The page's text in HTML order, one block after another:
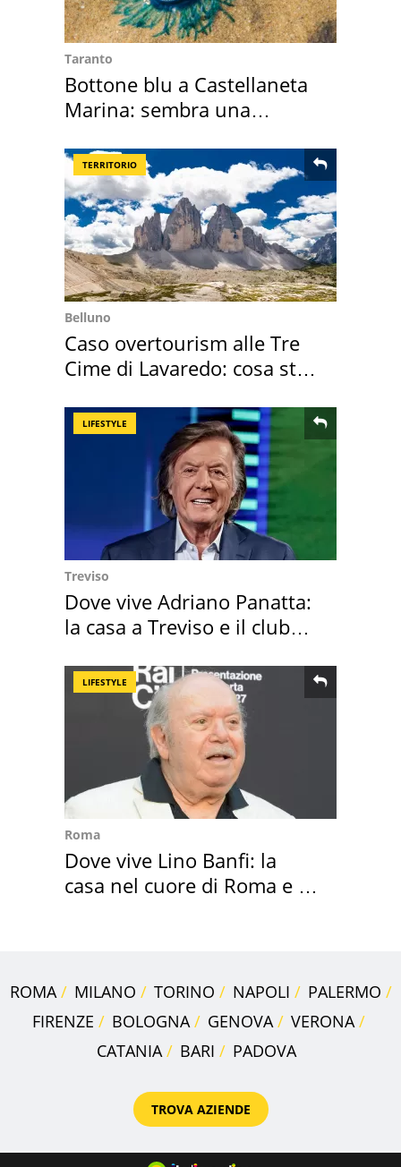
Taranto
Bottone blu a Castellaneta
Marina: sembra una
TERRITORIO
Belluno
Caso overtourism alle Tre
Cime di Lavaredo: cosa sta
LIFESTYLE
Treviso
Dove vive Adriano Panatta:
la casa a Treviso e il club
LIFESTYLE
Roma
Dove vive Lino Banfi: la
casa nel cuore di Roma e i
ROMA MILANO TORINO NAPOLI
PALERMO
FIRENZE
BOLOGNA GENOVA
VERONA
CATANIA
BARI PADOVA
TROVA AZIENDE